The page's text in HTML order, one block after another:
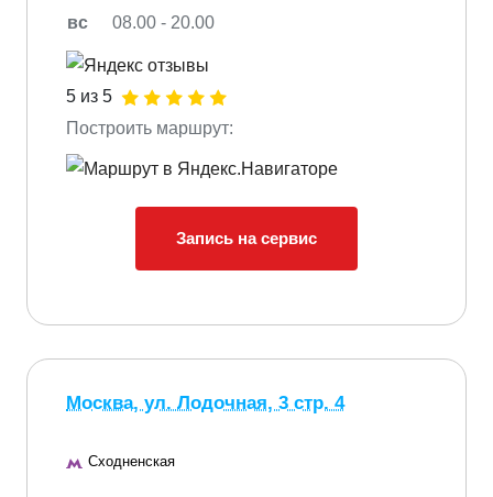
вс
08.00 - 20.00
5 из 5
Построить маршрут:
Запись на сервис
Москва, ул. Лодочная, 3 стр. 4
Сходненская